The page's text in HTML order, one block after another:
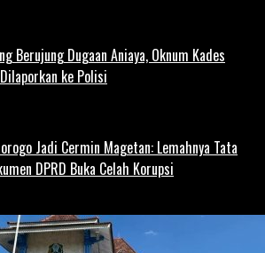
Berujung Dugaan Aniaya, Oknum Kades
ke Polisi
Jadi Cermin Magetan: Lemahnya Tata
DPRD Buka Celah Korupsi